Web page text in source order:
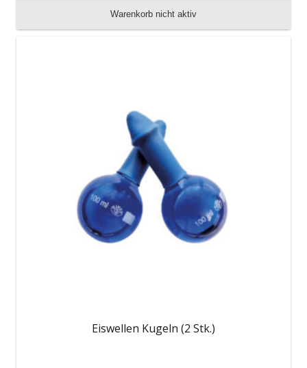
zzgl. Versandkosten
Warenkorb nicht aktiv
Eiswellen Kugeln (2 Stk.)